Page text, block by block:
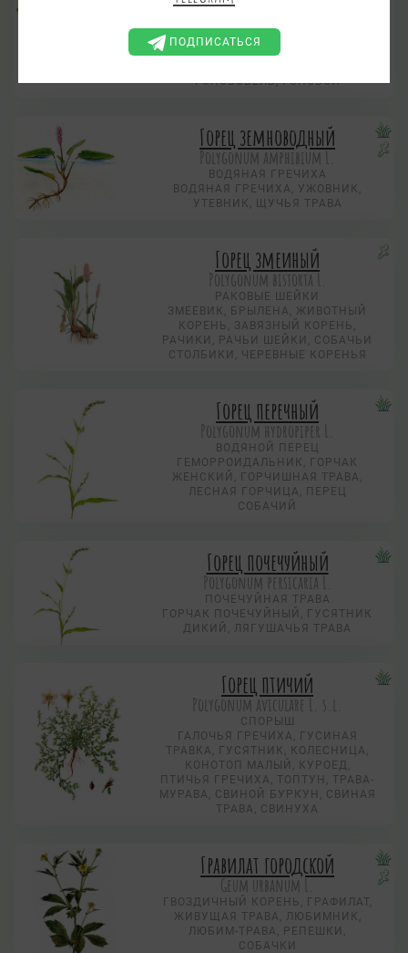
ОБЫКНОВЕННАЯ, ГОЛУБИКА
НИЗКОРОСЛАЯ
ВОДОПЬЯНКА, ГОЛУБЕЦ,
ГОНОБОБЕЛЬ, ГОНОБОЙ
Горец земноводный
Polygonum amphibium L.
ВОДЯНАЯ ГРЕЧИХА
ВОДЯНАЯ ГРЕЧИХА, УЖОВНИК,
УТЕВНИК, ЩУЧЬЯ ТРАВА
Горец змеиный
Polygonum bistorta L.
РАКОВЫЕ ШЕЙКИ
ЗМЕЕВИК, БРЫЛЕНА, ЖИВОТНЫЙ
КОРЕНЬ, ЗАВЯЗНЫЙ КОРЕНЬ,
РАЧИКИ, РАЧЬИ ШЕЙКИ, СОБАЧЬИ
СТОЛБИКИ, ЧЕРЕВНЫЕ КОРЕНЬЯ
Горец перечный
Polygonum hydropiper L.
ВОДЯНОЙ ПЕРЕЦ
ГЕМОРРОИДАЛЬНИК, ГОРЧАК
ЖЕНСКИЙ, ГОРЧИШНАЯ ТРАВА,
ЛЕСНАЯ ГОРЧИЦА, ПЕРЕЦ
СОБАЧИЙ
Горец почечуйный
Polygonum persicaria L.
ПОЧЕЧУЙНАЯ ТРАВА
ГОРЧАК ПОЧЕЧУЙНЫЙ, ГУСЯТНИК
ДИКИЙ, ЛЯГУШАЧЬЯ ТРАВА
Горец птичий
Polygonum aviculare L. s.l.
СПОРЫШ
ГАЛОЧЬЯ ГРЕЧИХА, ГУСИНАЯ
ТРАВКА, ГУСЯТНИК, КОЛЕСНИЦА,
КОНОТОП МАЛЫЙ, КУРОЕД,
ПТИЧЬЯ ГРЕЧИХА, ТОПТУН, ТРАВА-
МУРАВА, СВИНОЙ БУРКУН, СВИНАЯ
ТРАВА, СВИНУХА
Гравилат городской
Geum urbanum L.
ГВОЗДИЧНЫЙ КОРЕНЬ, ГРАФИЛАТ,
ЖИВУЩАЯ ТРАВА, ЛЮБИМНИК,
ЛЮБИМ-ТРАВА, РЕПЕШКИ,
СОБАЧКИ
ПОДПИСАТЬСЯ